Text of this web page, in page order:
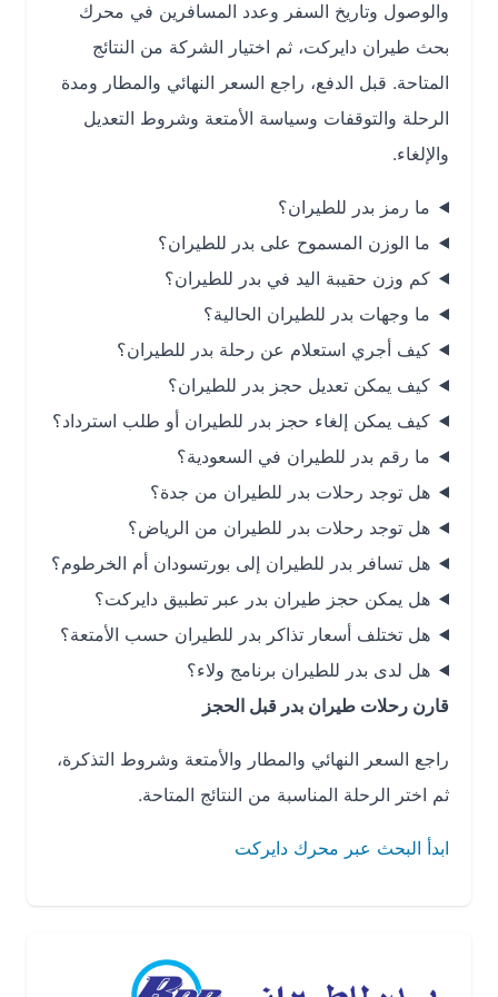
والوصول وتاريخ السفر وعدد المسافرين في محرك
بحث طيران دايركت، ثم اختيار الشركة من النتائج
المتاحة. قبل الدفع، راجع السعر النهائي والمطار ومدة
الرحلة والتوقفات وسياسة الأمتعة وشروط التعديل
والإلغاء.
ما رمز بدر للطيران؟
ما الوزن المسموح على بدر للطيران؟
كم وزن حقيبة اليد في بدر للطيران؟
ما وجهات بدر للطيران الحالية؟
كيف أجري استعلام عن رحلة بدر للطيران؟
كيف يمكن تعديل حجز بدر للطيران؟
كيف يمكن إلغاء حجز بدر للطيران أو طلب استرداد؟
ما رقم بدر للطيران في السعودية؟
هل توجد رحلات بدر للطيران من جدة؟
هل توجد رحلات بدر للطيران من الرياض؟
هل تسافر بدر للطيران إلى بورتسودان أم الخرطوم؟
هل يمكن حجز طيران بدر عبر تطبيق دايركت؟
هل تختلف أسعار تذاكر بدر للطيران حسب الأمتعة؟
هل لدى بدر للطيران برنامج ولاء؟
قارن رحلات طيران بدر قبل الحجز
راجع السعر النهائي والمطار والأمتعة وشروط التذكرة،
ثم اختر الرحلة المناسبة من النتائج المتاحة.
ابدأ البحث عبر محرك دايركت